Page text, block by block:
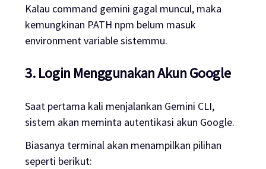
Kalau command gemini gagal muncul, maka
kemungkinan PATH npm belum masuk
environment variable sistemmu.
3. Login Menggunakan Akun Google
Saat pertama kali menjalankan Gemini CLI,
sistem akan meminta autentikasi akun Google.
Biasanya terminal akan menampilkan pilihan
seperti berikut: